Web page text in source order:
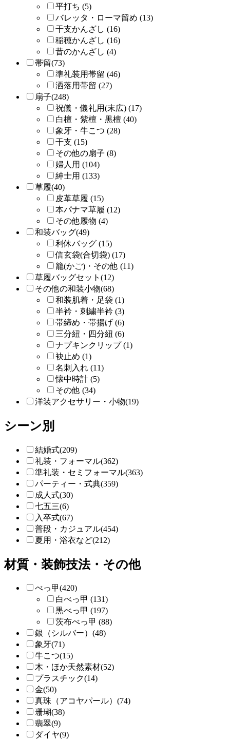
平打ち (5)
バレッタ・ローマ留め (13)
干支かんざし (16)
稲穂かんざし (16)
昔のかんざし (4)
帯留(73)
準礼装用帯留 (46)
洒落用帯留 (27)
扇子(248)
祝儀・儀礼用(末広) (17)
白檀・紫檀・黒檀 (40)
象牙・牛こつ (28)
干支 (15)
その他の扇子 (8)
婦人用 (104)
紳士用 (133)
草履(40)
皮革草履 (15)
本パナマ草履 (12)
その他履物 (4)
和装バッグ(49)
利休バッグ (15)
信玄袋(合切袋) (17)
籠(かご)・その他 (11)
草履バッグセット(12)
その他の和装小物(68)
和装肌着・足袋 (1)
半衿・刺繍半衿 (3)
帯締め・帯揚げ (6)
三分紐・四分紐 (6)
ナプキンクリップ (1)
袂止め (1)
名刺入れ (11)
懐中時計 (5)
その他 (34)
洋装アクセサリー・小物(19)
シーン別
結婚式(209)
礼装・フォーマル(362)
準礼装・セミフォーマル(363)
パーティー・式典(359)
成人式(30)
七五三(6)
入卒式(67)
普段・カジュアル(454)
夏用・浴衣など(212)
材質・装飾技法・その他
べっ甲(420)
白べっ甲 (131)
黒べっ甲 (197)
茨布べっ甲 (88)
銀（シルバー）(48)
象牙(71)
牛こつ(15)
木・ほか天然素材(52)
プラスチック(14)
金(50)
真珠（アコヤパール）(74)
珊瑚(38)
翡翠(9)
ダイヤ(9)